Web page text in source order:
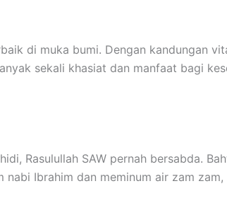
di muka bumi. Dengan kandungan
sekali khasiat dan manfaat bagi
Rasulullah SAW pernah bersabda.
Ibrahim dan meminum air zam